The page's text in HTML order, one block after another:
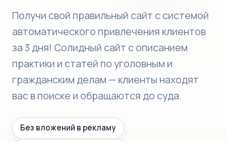
Получи свой правильный сайт с системой
автоматического привлечения клиентов
за 3 дня! Солидный сайт с описанием
практики и статей по уголовным и
гражданским делам — клиенты находят
вас в поиске и обращаются до суда.
Без вложений в рекламу